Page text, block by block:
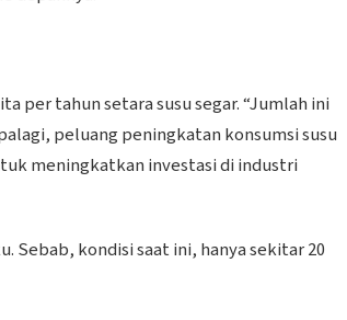
per tahun setara susu segar. “Jumlah ini
peluang peningkatan konsumsi susu
meningkatkan investasi di industri
Sebab, kondisi saat ini, hanya sekitar 20